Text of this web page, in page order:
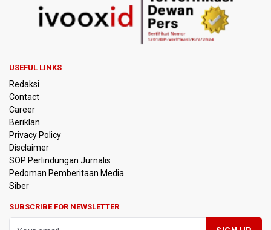
Adriansyah Harus Buktikan Pidana Asal
Tim 9 Kejagung Periksa Febrie Adransayah sebagai
Tersangka dan Saksi Terkait Kasus TPPU
Nasional
Kemarau Panjang, BNPB Minta Kalbar Tinjau Perda Bakar
Lahan
Kemensos Targetkan 150 Ribu Siswa Masuk Program
Sekolah Rakyat Tahun 2027
Daerah Aman dari Kebakaran Bapenda
USEFUL LINKS
Redaksi
Contact
Career
Beriklan
Privacy Policy
Disclaimer
SOP Perlindungan Jurnalis
Pedoman Pemberitaan Media
Siber
SUBSCRIBE FOR NEWSLETTER